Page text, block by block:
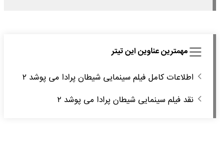
مهمترین عناوین این تیتر
اطلاعات کامل فیلم سینمایی شیطان پرادا می پوشد ۲
نقد فیلم سینمایی شیطان پرادا می پوشد ۲